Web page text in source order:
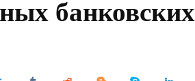
банковских